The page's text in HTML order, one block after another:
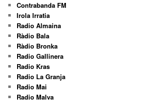
Contrabanda FM
Irola Irratia
Radio Almaina
Ràdio Bala
Ràdio Bronka
Radio Gallinera
Radio Kras
Radio La Granja
Radio Mai
Radio Malva